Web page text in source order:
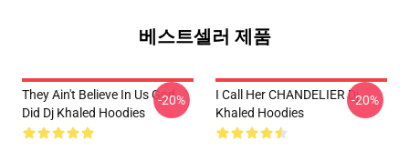
베스트셀러 제품
They Ain't Believe In Us God
Did Dj Khaled Hoodies
-20%
I Call Her CHANDELIER Dj
Khaled Hoodies
-20%